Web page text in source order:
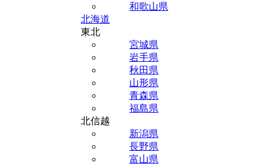
和歌山県
北海道
東北
宮城県
岩手県
秋田県
山形県
青森県
福島県
北信越
新潟県
長野県
富山県